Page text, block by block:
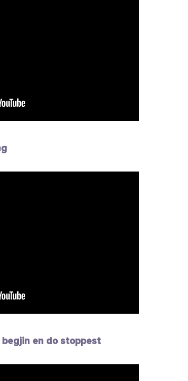
begjin en do stoppest